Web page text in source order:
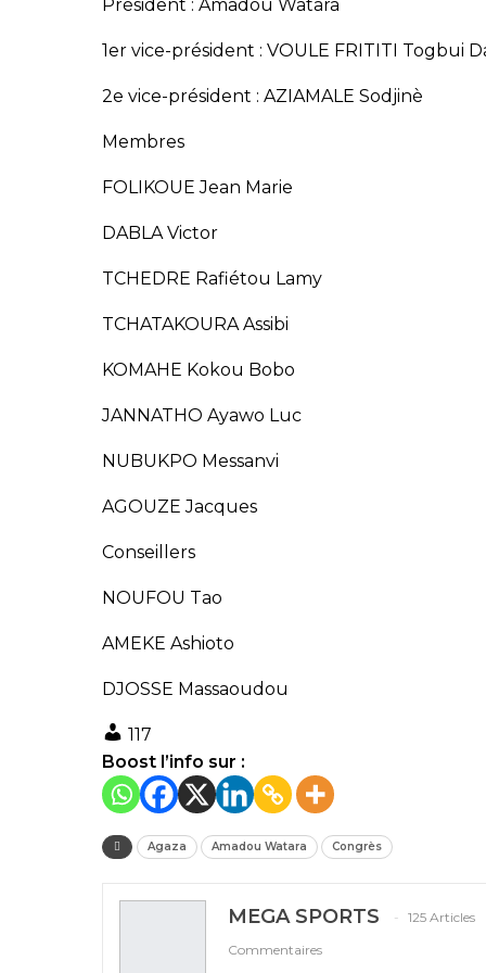
Président : Amadou Watara
1er vice-président : VOULE FRITITI Togbui
2e vice-président : AZIAMALE Sodjinè
Membres
FOLIKOUE Jean Marie
DABLA Victor
TCHEDRE Rafiétou Lamy
TCHATAKOURA Assibi
KOMAHE Kokou Bobo
JANNATHO Ayawo Luc
NUBUKPO Messanvi
AGOUZE Jacques
Conseillers
NOUFOU Tao
AMEKE Ashioto
DJOSSE Massaoudou
117
Boost l’info sur :
Agaza Amadou Watara Congrès
MEGA SPORTS
125 Articles
Commentaires